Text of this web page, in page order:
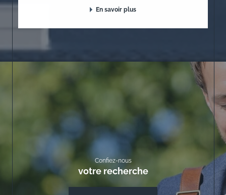
En savoir plus
Confiez-nous
votre recherche